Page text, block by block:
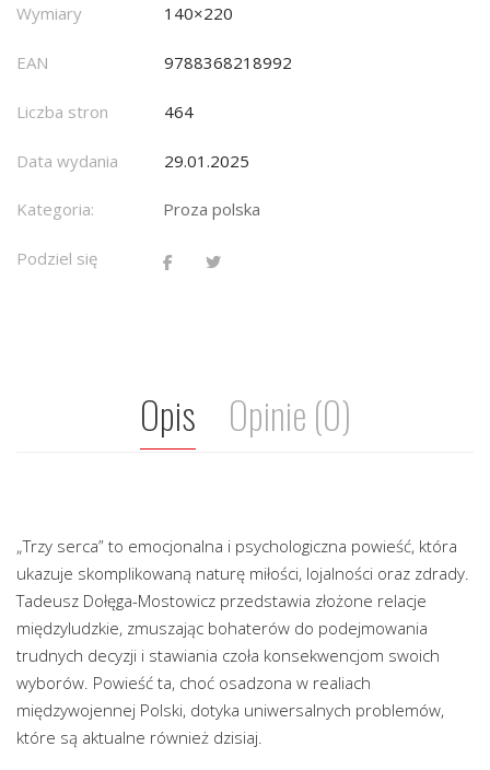
Wymiary 140×220
EAN 9788368218992
Liczba stron 464
Data wydania 29.01.2025
Kategoria: Proza polska
Podziel się
Opis Opinie (0)
„Trzy serca” to emocjonalna i psychologiczna powieść, która
ukazuje skomplikowaną naturę miłości, lojalności oraz zdrady.
Tadeusz Dołęga-Mostowicz przedstawia złożone relacje
międzyludzkie, zmuszając bohaterów do podejmowania
trudnych decyzji i stawiania czoła konsekwencjom swoich
wyborów. Powieść ta, choć osadzona w realiach
międzywojennej Polski, dotyka uniwersalnych problemów,
które są aktualne również dzisiaj.